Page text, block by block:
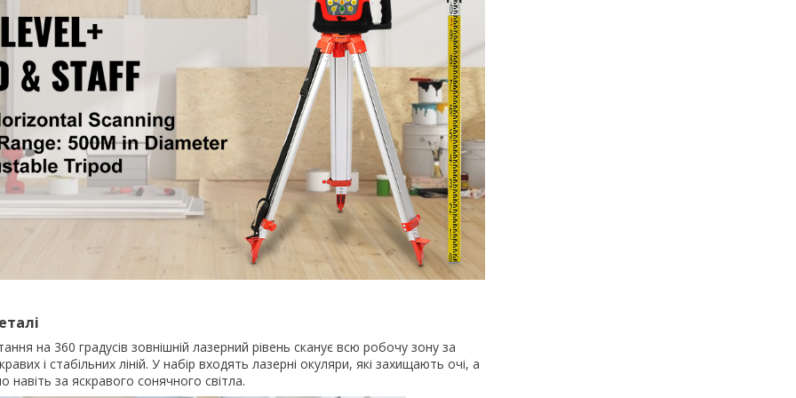
на 360 градусів зовнішній лазерний рівень сканує всю робочу зону за
і стабільних ліній. У набір входять лазерні окуляри, які захищають очі, а
навіть за яскравого сонячного світла.